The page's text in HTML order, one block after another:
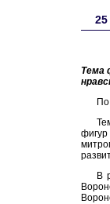
Тема
В